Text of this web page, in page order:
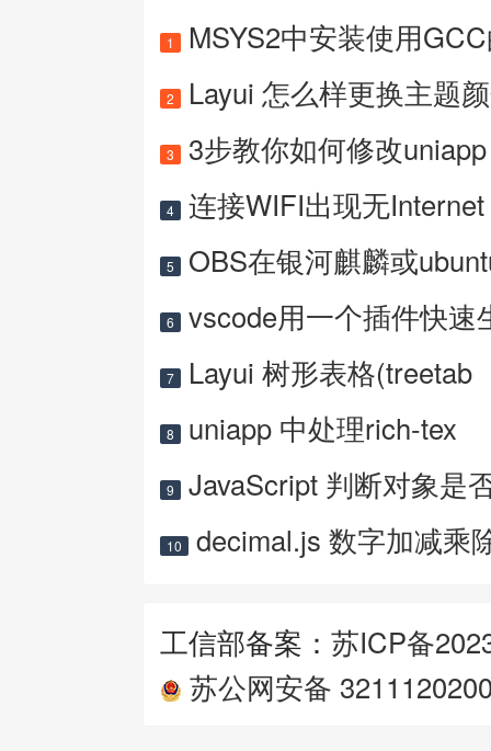
1 MSYS2中安装使用
2 Layui 怎么样更换主题
3 3步教你如何修改
4 连接WIFI出现无Internet
5 OBS在银河麒麟或
6 vscode用一个插件快速
7 Layui 树形表格(treetab
8 uniapp 中处理rich-tex
9 JavaScript 判断对象是
10 decimal.js 数字加减乘
工信部备案： 苏ICP备
苏公网安备